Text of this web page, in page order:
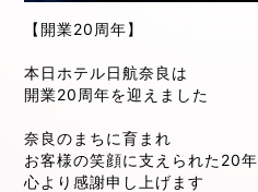
【開業20周年】
本日ホテル日航奈良は
開業20周年を迎えました
奈良のまちに育まれ
お客様の笑顔に支えられた20年
心より感謝申し上げます